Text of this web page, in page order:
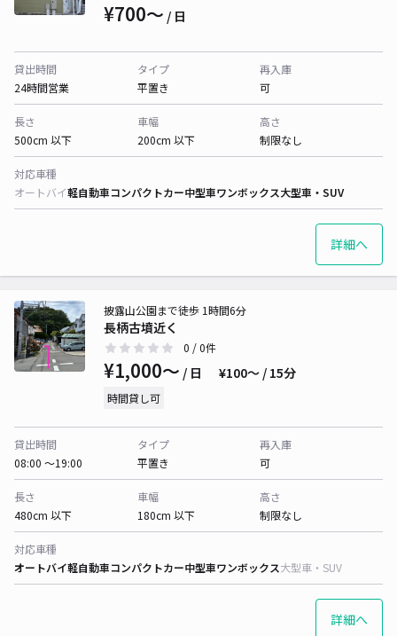
¥700〜 / 日
貸出時間
24時間営業
タイプ
平置き
再入庫
可
長さ
500cm 以下
車幅
200cm 以下
高さ
制限なし
対応車種
オートバイ軽自動車コンパクトカー中型車ワンボックス大型車・SUV
詳細へ
長柄古墳近く
披露山公園まで徒歩 1時間6分
0 / 0件
¥1,000〜 / 日 ¥100〜 / 15分
時間貸し可
貸出時間
08:00 〜19:00
タイプ
平置き
再入庫
可
長さ
480cm 以下
車幅
180cm 以下
高さ
制限なし
対応車種
オートバイ軽自動車コンパクトカー中型車ワンボックス大型車・SUV
詳細へ